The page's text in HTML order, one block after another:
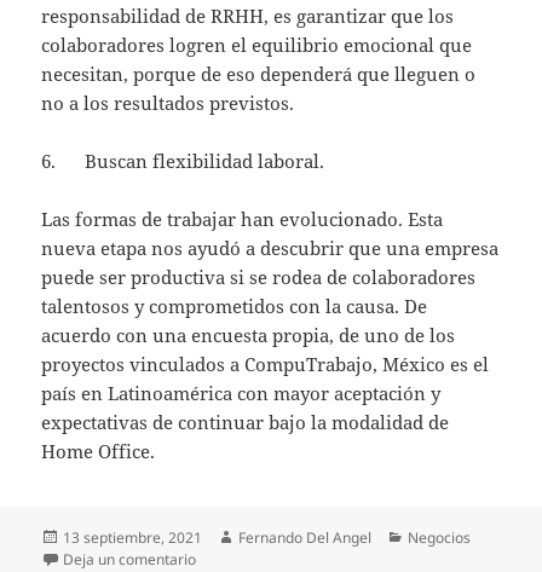
responsabilidad de RRHH, es garantizar que los
colaboradores logren el equilibrio emocional que
necesitan, porque de eso dependerá que lleguen o
no a los resultados previstos.
6. Buscan flexibilidad laboral.
Las formas de trabajar han evolucionado. Esta
nueva etapa nos ayudó a descubrir que una empresa
puede ser productiva si se rodea de colaboradores
talentosos y comprometidos con la causa. De
acuerdo con una encuesta propia, de uno de los
proyectos vinculados a CompuTrabajo, México es el
país en Latinoamérica con mayor aceptación y
expectativas de continuar bajo la modalidad de
Home Office.
Publicado
el
13 septiembre, 2021 Autor
Fernando Del Angel Categorías
Negocios
Deja un comentarioen 6 lecciones que han aprendido los cazatalentos